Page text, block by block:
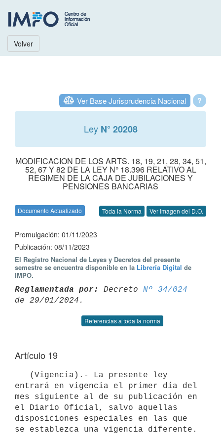
Volver
?
Ver Base Jurisprudencia Nacional
Ley N° 20208
MODIFICACION DE LOS ARTS. 18, 19, 21, 28, 34, 51,
52, 67 Y 82 DE LA LEY N° 18.396 RELATIVO AL
REGIMEN DE LA CAJA DE JUBILACIONES Y
PENSIONES BANCARIAS
Documento Actualizado Toda la Norma Ver Imagen del D.O.
Promulgación: 01/11/2023
Publicación: 08/11/2023
El Registro Nacional de Leyes y Decretos del presente
semestre se encuentra disponible en la Librería Digital de
IMPO.
Reglamentada por: Decreto Nº 34/024
Referencias a toda la norma
Artículo 19
entrará en vigencia el primer día del
mes siguiente al de su publicación en
el Diario Oficial, salvo aquellas
disposiciones especiales en las que
se establezca una vigencia diferente.